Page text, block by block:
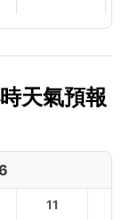
天氣預報
11